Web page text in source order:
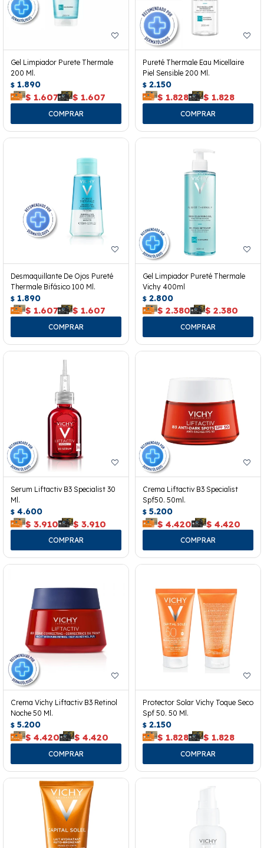
Gel Limpiador Purete Thermale
200 Ml.
$ 1.890
$ 1.607 $ 1.607
Pureté Thermale Eau Micellaire
Piel Sensible 200 Ml.
$ 2.150
$ 1.828 $ 1.828
Desmaquillante De Ojos Pureté
Thermale Bifásico 100 Ml.
$ 1.890
$ 1.607 $ 1.607
Gel Limpiador Pureté Thermale
Vichy 400ml
$ 2.800
$ 2.380 $ 2.380
Serum Liftactiv B3 Specialist 30
Ml.
$ 4.600
$ 3.910 $ 3.910
Crema Liftactiv B3 Specialist
Spf50. 50ml.
$ 5.200
$ 4.420 $ 4.420
Crema Vichy Liftactiv B3 Retinol
Noche 50 Ml.
$ 5.200
$ 4.420 $ 4.420
Protector Solar Vichy Toque Seco
Spf 50. 50 Ml.
$ 2.150
$ 1.828 $ 1.828